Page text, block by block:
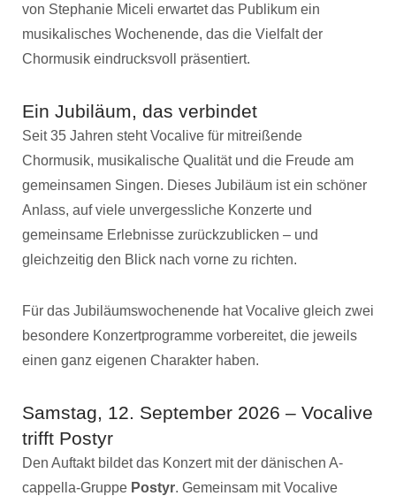
von Stephanie Miceli erwartet das Publikum ein
musikalisches Wochenende, das die Vielfalt der
Chormusik eindrucksvoll präsentiert.
Ein Jubiläum, das verbindet
Seit 35 Jahren steht Vocalive für mitreißende
Chormusik, musikalische Qualität und die Freude am
gemeinsamen Singen. Dieses Jubiläum ist ein schöner
Anlass, auf viele unvergessliche Konzerte und
gemeinsame Erlebnisse zurückzublicken – und
gleichzeitig den Blick nach vorne zu richten.
Für das Jubiläumswochenende hat Vocalive gleich zwei
besondere Konzertprogramme vorbereitet, die jeweils
einen ganz eigenen Charakter haben.
Samstag, 12. September 2026 – Vocalive
trifft Postyr
Den Auftakt bildet das Konzert mit der dänischen A-
cappella-Gruppe Postyr. Gemeinsam mit Vocalive